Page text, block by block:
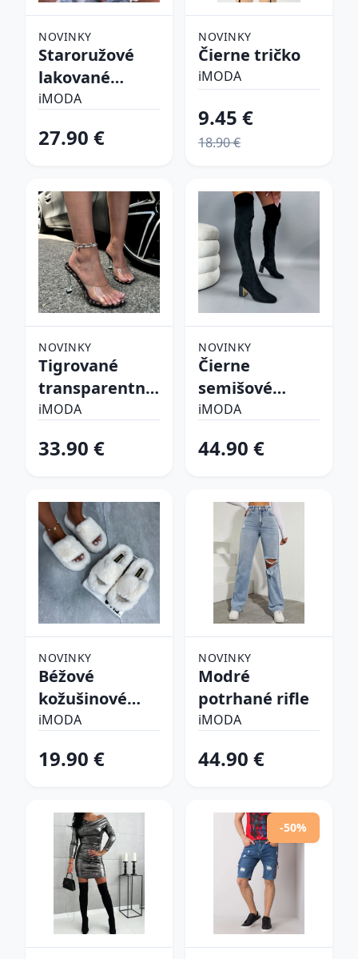
NOVINKY
Staroružové
lakované
lodičky
iMODA
27.90 €
NOVINKY
Čierne tričko
iMODA
9.45 €
18.90 €
NOVINKY
Tigrované
transparentné
sandále
iMODA
33.90 €
NOVINKY
Čierne
semišové
vysoké čižmy
iMODA
44.90 €
NOVINKY
Béžové
kožušinové
šlapky
iMODA
19.90 €
NOVINKY
Modré
potrhané rifle
iMODA
44.90 €
-50%